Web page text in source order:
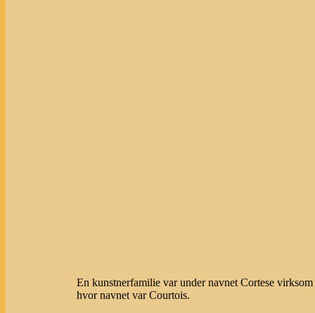
En kunstnerfamilie var under navnet Cortese
hvor navnet var Courtois.